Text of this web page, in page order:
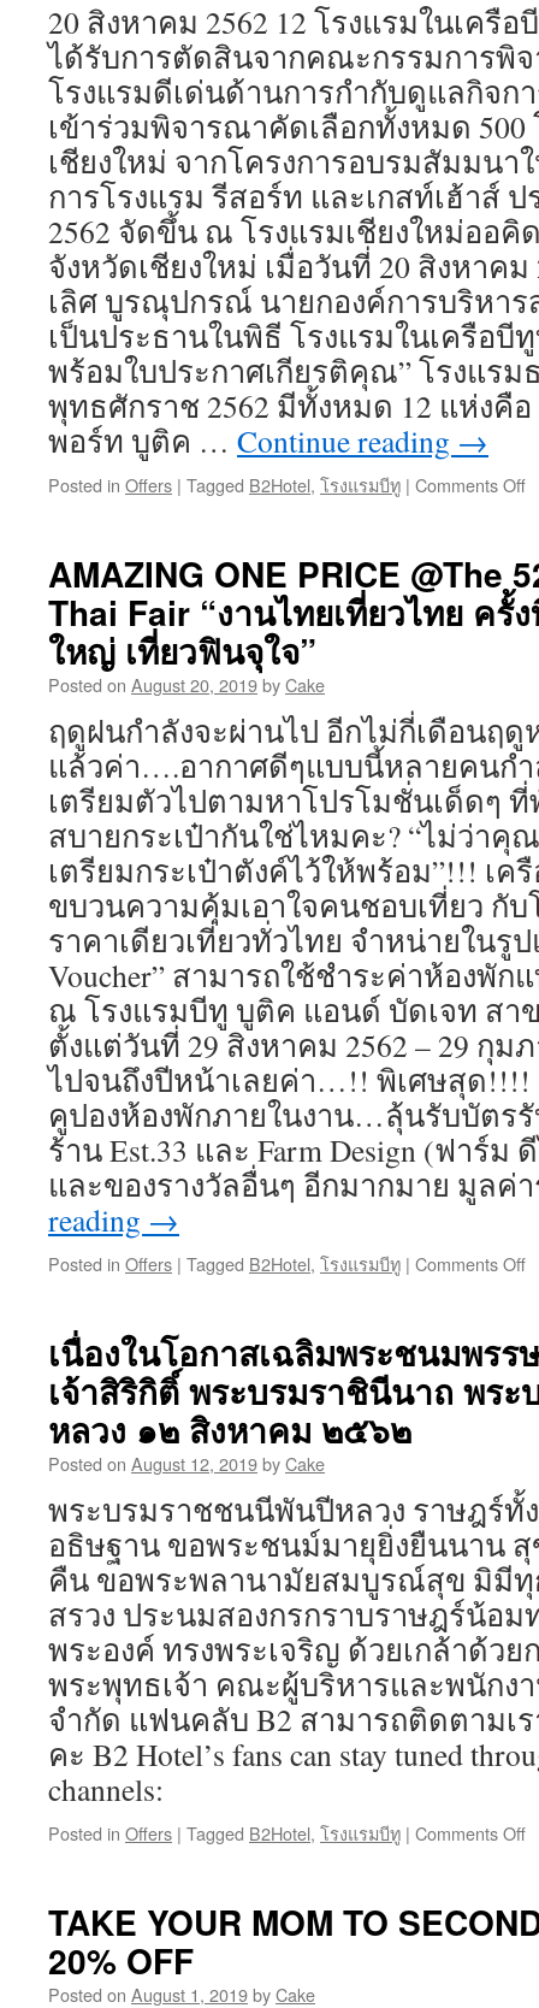
20 สิงหาคม 2562 12 โรงแรมในเครื
ได้รับการตัดสินจากคณะกรรมการพิ
โรงแรมดีเด่นด้านการกำกับดูแลกิจก
เข้าร่วมพิจารณาคัดเลือกทั้งหมด 500
เชียงใหม่ จากโครงการอบรมสัมมนา
การโรงแรม รีสอร์ท และเกสท์เฮ้าส์
2562 จัดขึ้น ณ โรงแรมเชียงใหม่ออคิ
จังหวัดเชียงใหม่ เมื่อวันที่ 20 สิงหาค
เลิศ บูรณุปกรณ์ นายกองค์การบริหาร
เป็นประธานในพิธี โรงแรมในเครือบี
พร้อมใบประกาศเกียรติคุณ” โรงแรม
พุทธศักราช 2562 มีทั้งหมด 12 แห่งคื
พอร์ท บูติค … Continue reading →
Posted in Offers | Tagged B2Hotel, โรงแรมบีทู | Comments Off
บี
ทู
ที่
ดี
ปี
AMAZING ONE PRICE @The
Thai Fair “งานไทยเที่ยวไทย ครั้
ใหญ่ เที่ยวฟินจุใจ”
Posted on August 20, 2019byCake
ฤดูฝนกำลังจะผ่านไป อีกไม่กี่เดือนฤดู
แล้วค่า….อากาศดีๆแบบนี้หลายคนกำ
เตรียมตัวไปตามหาโปรโมชั่นเด็ดๆ
สบายกระเป๋ากันใช่ไหมคะ? “ไม่ว่า
เตรียมกระเป๋าตังค์ไว้ให้พร้อม”!!! เค
ขบวนความคุ้มเอาใจคนชอบเที่ยว กั
ราคาเดียวเที่ยวทั่วไทย จำหน่ายในรู
Voucher” สามารถใช้ชำระค่าห้องพัก
ณ โรงแรมบีทู บูติค แอนด์ บัดเจท สา
ตั้งแต่วันที่ 29 สิงหาคม 2562 – 29 กุม
ไปจนถึงปีหน้าเลยค่า…!! พิเศษสุด
คูปองห้องพักภายในงาน…ลุ้นรับบัตร
ร้าน Est.33 และ Farm Design (ฟาร์
และของรางวัลอื่นๆ อีกมากมาย มูล
reading →
Posted in Offers | Tagged B2Hotel, โรงแรมบีทู | Comments Off
เ
ที่
เ
เนื่องในโอกาสเฉลิมพระชนมพรร
เจ้าสิริกิติ์ พระบรมราชินีนาถ พร
หลวง ๑๒ สิงหาคม ๒๕๖๒
Posted on August 12, 2019byCake
พระบรมราชชนนีพันปีหลวง ราษฎร์ทั้
อธิษฐาน ขอพระชนม์มายุยิ่งยืนนาน
คืน ขอพระพลานามัยสมบูรณ์สุข มิมีทุ
สรวง ประนมสองกรกราบราษฎร์น้อม
พระองค์ ทรงพระเจริญ ด้วยเกล้าด้ว
พระพุทธเจ้า คณะผู้บริหารและพนักง
จำกัด แฟนคลับ B2 สามารถติดตามเ
คะ B2 Hotel’s fans can stay tuned
channels:
Posted in Offers | Tagged B2Hotel, โรงแรมบีทู | Comments Off
TAKE YOUR MOM TO
20% OFF
Posted on August 1, 2019byCake